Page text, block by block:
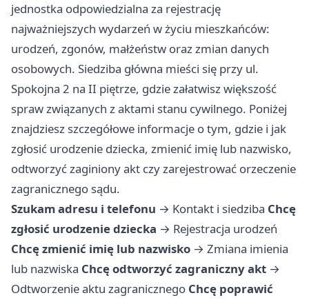
jednostka odpowiedzialna za rejestrację
najważniejszych wydarzeń w życiu mieszkańców:
urodzeń, zgonów, małżeństw oraz zmian danych
osobowych. Siedziba główna mieści się przy ul.
Spokojna 2 na II piętrze, gdzie załatwisz większość
spraw związanych z aktami stanu cywilnego. Poniżej
znajdziesz szczegółowe informacje o tym, gdzie i jak
zgłosić urodzenie dziecka, zmienić imię lub nazwisko,
odtworzyć zaginiony akt czy zarejestrować orzeczenie
zagranicznego sądu.
Szukam adresu i telefonu → Kontakt i siedziba Chcę
zgłosić urodzenie dziecka → Rejestracja urodzeń
Chcę zmienić imię lub nazwisko → Zmiana imienia
lub nazwiska Chcę odtworzyć zagraniczny akt →
Odtworzenie aktu zagranicznego Chcę poprawić